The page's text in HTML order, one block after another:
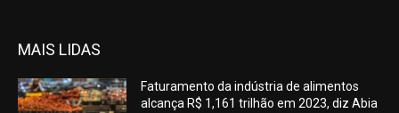
MAIS LIDAS
Faturamento da indústria de alimentos
alcança R$ 1,161 trilhão em 2023, diz Abia